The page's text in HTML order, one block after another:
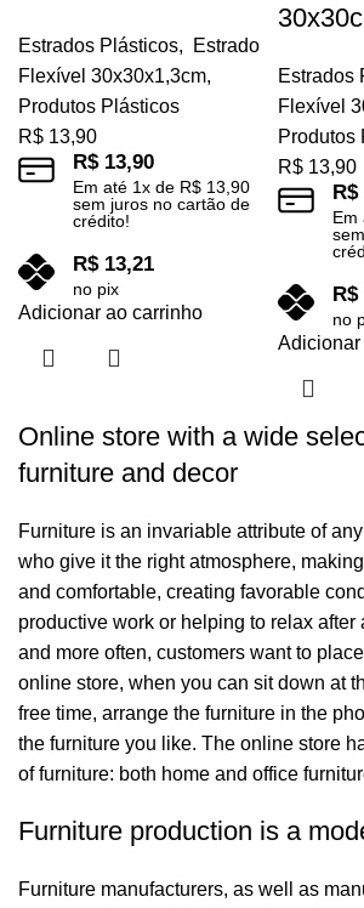
Estrados Plásticos,
Estrado
Flexível 30x30x1,3cm,
Produtos Plásticos
R$ 13,90
R$13,90
Em até 1x de R$ 13,90
sem juros no cartão de
crédito!
R$13,21
no pix
Adicionar ao carrinho
Estrados
Flexível
Produtos
R$ 13,90
R$
Em
R$
no
Online store with a wide
furniture and decor
Furniture is an invariable attribute of
who give it the right atmosphere,
and comfortable, creating favorable
productive work or helping to relax after
and more often, customers want to
online store, when you can sit down at
free time, arrange the furniture in the
the furniture you like. The online store
of furniture: both home and office
Furniture production is a
Furniture manufacturers, as well as